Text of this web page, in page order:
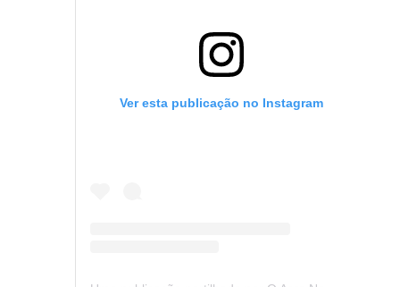
Ver esta publicação no Instagram